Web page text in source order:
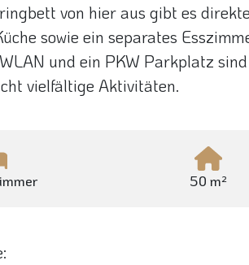
von hier aus gibt es
sowie ein separates
und ein PKW Parkplatz
vielfältige Aktivitäten.
50 m²